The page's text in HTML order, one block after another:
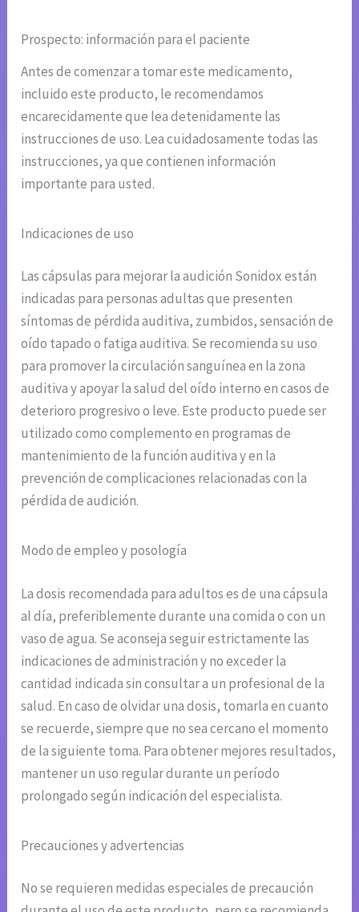
Prospecto: información para el paciente
Antes de comenzar a tomar este medicamento,
incluido este producto, le recomendamos
encarecidamente que lea detenidamente las
instrucciones de uso. Lea cuidadosamente todas las
instrucciones, ya que contienen información
importante para usted.
Indicaciones de uso
Las cápsulas para mejorar la audición Sonidox están
indicadas para personas adultas que presenten
síntomas de pérdida auditiva, zumbidos, sensación de
oído tapado o fatiga auditiva. Se recomienda su uso
para promover la circulación sanguínea en la zona
auditiva y apoyar la salud del oído interno en casos de
deterioro progresivo o leve. Este producto puede ser
utilizado como complemento en programas de
mantenimiento de la función auditiva y en la
prevención de complicaciones relacionadas con la
pérdida de audición.
Modo de empleo y posología
La dosis recomendada para adultos es de una cápsula
al día, preferiblemente durante una comida o con un
vaso de agua. Se aconseja seguir estrictamente las
indicaciones de administración y no exceder la
cantidad indicada sin consultar a un profesional de la
salud. En caso de olvidar una dosis, tomarla en cuanto
se recuerde, siempre que no sea cercano el momento
de la siguiente toma. Para obtener mejores resultados,
mantener un uso regular durante un período
prolongado según indicación del especialista.
Precauciones y advertencias
No se requieren medidas especiales de precaución